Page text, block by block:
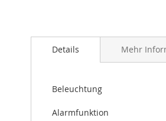
Anfang
Details
Beleuchtung
Alarmfunktion
Mehr